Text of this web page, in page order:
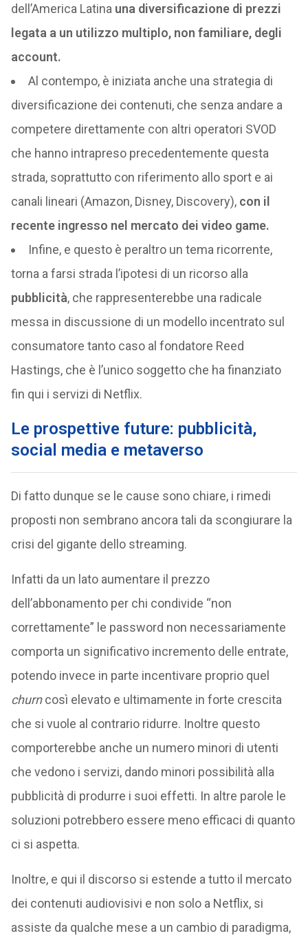
dell’America Latina una diversificazione di prezzi
legata a un utilizzo multiplo, non familiare, degli
account.
Al contempo, è iniziata anche una strategia di
diversificazione dei contenuti, che senza andare a
competere direttamente con altri operatori SVOD
che hanno intrapreso precedentemente questa
strada, soprattutto con riferimento allo sport e ai
canali lineari (Amazon, Disney, Discovery), con il
recente ingresso nel mercato dei video game.
Infine, e questo è peraltro un tema ricorrente,
torna a farsi strada l’ipotesi di un ricorso alla
pubblicità, che rappresenterebbe una radicale
messa in discussione di un modello incentrato sul
consumatore tanto caso al fondatore Reed
Hastings, che è l’unico soggetto che ha finanziato
fin qui i servizi di Netflix.
Le prospettive future: pubblicità,
social media e metaverso
Di fatto dunque se le cause sono chiare, i rimedi
proposti non sembrano ancora tali da scongiurare la
crisi del gigante dello streaming.
Infatti da un lato aumentare il prezzo
dell’abbonamento per chi condivide “non
correttamente” le password non necessariamente
comporta un significativo incremento delle entrate,
potendo invece in parte incentivare proprio quel
churncosì elevato e ultimamente in forte crescita
che si vuole al contrario ridurre. Inoltre questo
comporterebbe anche un numero minori di utenti
che vedono i servizi, dando minori possibilità alla
pubblicità di produrre i suoi effetti. In altre parole le
soluzioni potrebbero essere meno efficaci di quanto
ci si aspetta.
Inoltre, e qui il discorso si estende a tutto il mercato
dei contenuti audiovisivi e non solo a Netflix, si
assiste da qualche mese a un cambio di paradigma,